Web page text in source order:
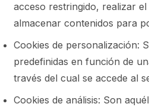
acceso restringido, realizar
almacenar contenidos para
Cookies de personalización:
predefinidas en función de
través del cual se accede al
Cookies de análisis: Son